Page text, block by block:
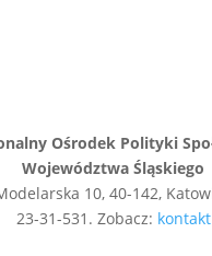
Ośrodek Polityki
Województwa Śląskiego
10, 40-142,
23-31-531. Zobacz: kontakt